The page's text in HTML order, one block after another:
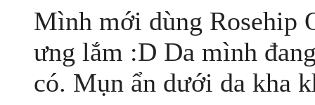
Mình mới dùng Rosehip
ưng lắm :D Da mình
có. Mụn ẩn dưới da kha